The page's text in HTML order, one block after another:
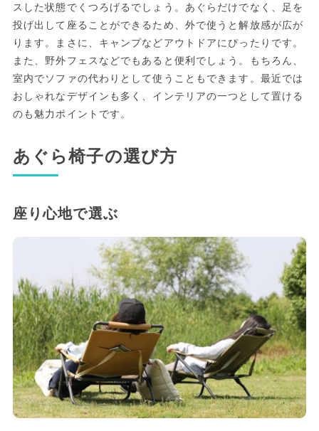
スした状態でくつろげるでしょう。あぐらだけでなく、足を
投げ出して座ることができるため、外で使うと解放感が広が
ります。まさに、キャンプなどアウトドアにぴったりです。
また、野外フェスなどでもあると便利でしょう。もちろん、
室内でソファの代わりとして使うこともできます。最近では
おしゃれなデザインも多く、インテリアの一つとして置ける
のも魅力ポイントです。
あぐら椅子の選び方
座り心地で選ぶ